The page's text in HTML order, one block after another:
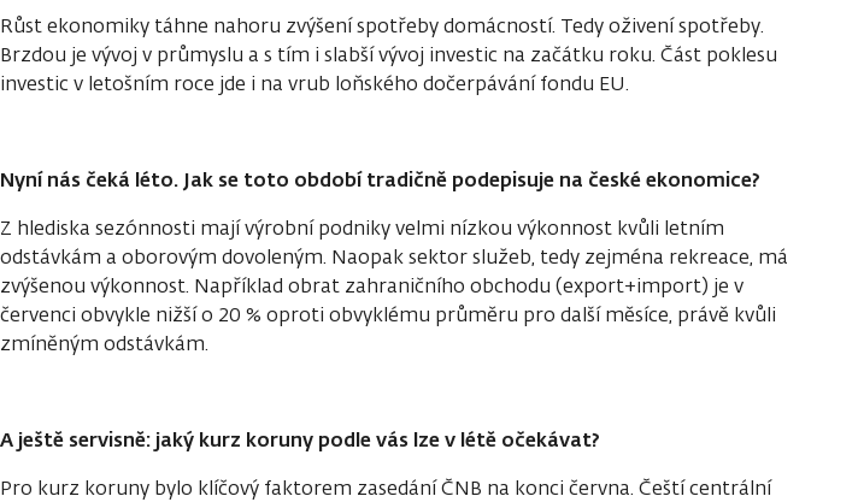
Růst ekonomiky táhne nahoru zvýšení spotřeby domácností. Tedy oživení spotřeby.
Brzdou je vývoj v průmyslu a s tím i slabší vývoj investic na začátku roku. Část poklesu
investic v letošním roce jde i na vrub loňského dočerpávání fondu EU.
Nyní nás čeká léto. Jak se toto období tradičně podepisuje na české ekonomice?
Z hlediska sezónnosti mají výrobní podniky velmi nízkou výkonnost kvůli letním
odstávkám a oborovým dovoleným. Naopak sektor služeb, tedy zejména rekreace, má
zvýšenou výkonnost. Například obrat zahraničního obchodu (export+import) je v
červenci obvykle nižší o 20 % oproti obvyklému průměru pro další měsíce, právě kvůli
zmíněným odstávkám.
A ještě servisně: jaký kurz koruny podle vás lze v létě očekávat?
Pro kurz koruny bylo klíčový faktorem zasedání ČNB na konci června. Čeští centrální